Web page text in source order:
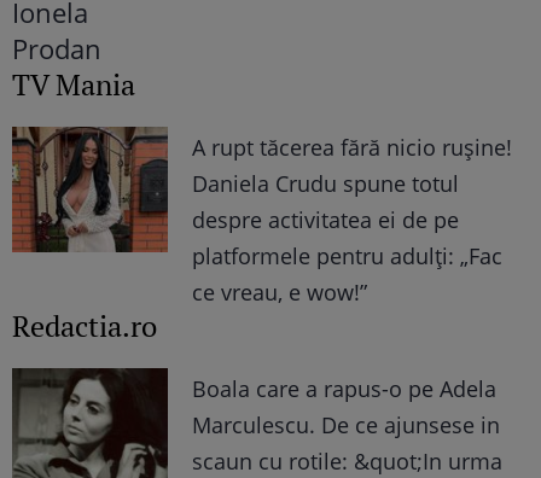
TV Mania
A rupt tăcerea fără nicio rușine!
Daniela Crudu spune totul
despre activitatea ei de pe
platformele pentru adulți: „Fac
ce vreau, e wow!”
Redactia.ro
Boala care a rapus-o pe Adela
Marculescu. De ce ajunsese in
scaun cu rotile: &quot;In urma